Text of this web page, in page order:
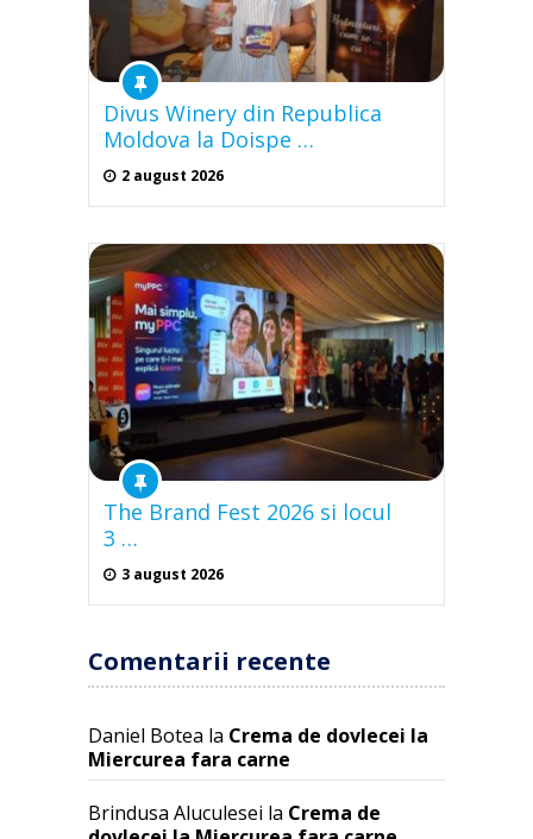
Divus Winery din Republica
Moldova la Doispe …
2 august 2026
The Brand Fest 2026 si locul
3 …
3 august 2026
Comentarii recente
Daniel Botea la Crema de dovlecei la
Miercurea fara carne
Brindusa Aluculesei la Crema de